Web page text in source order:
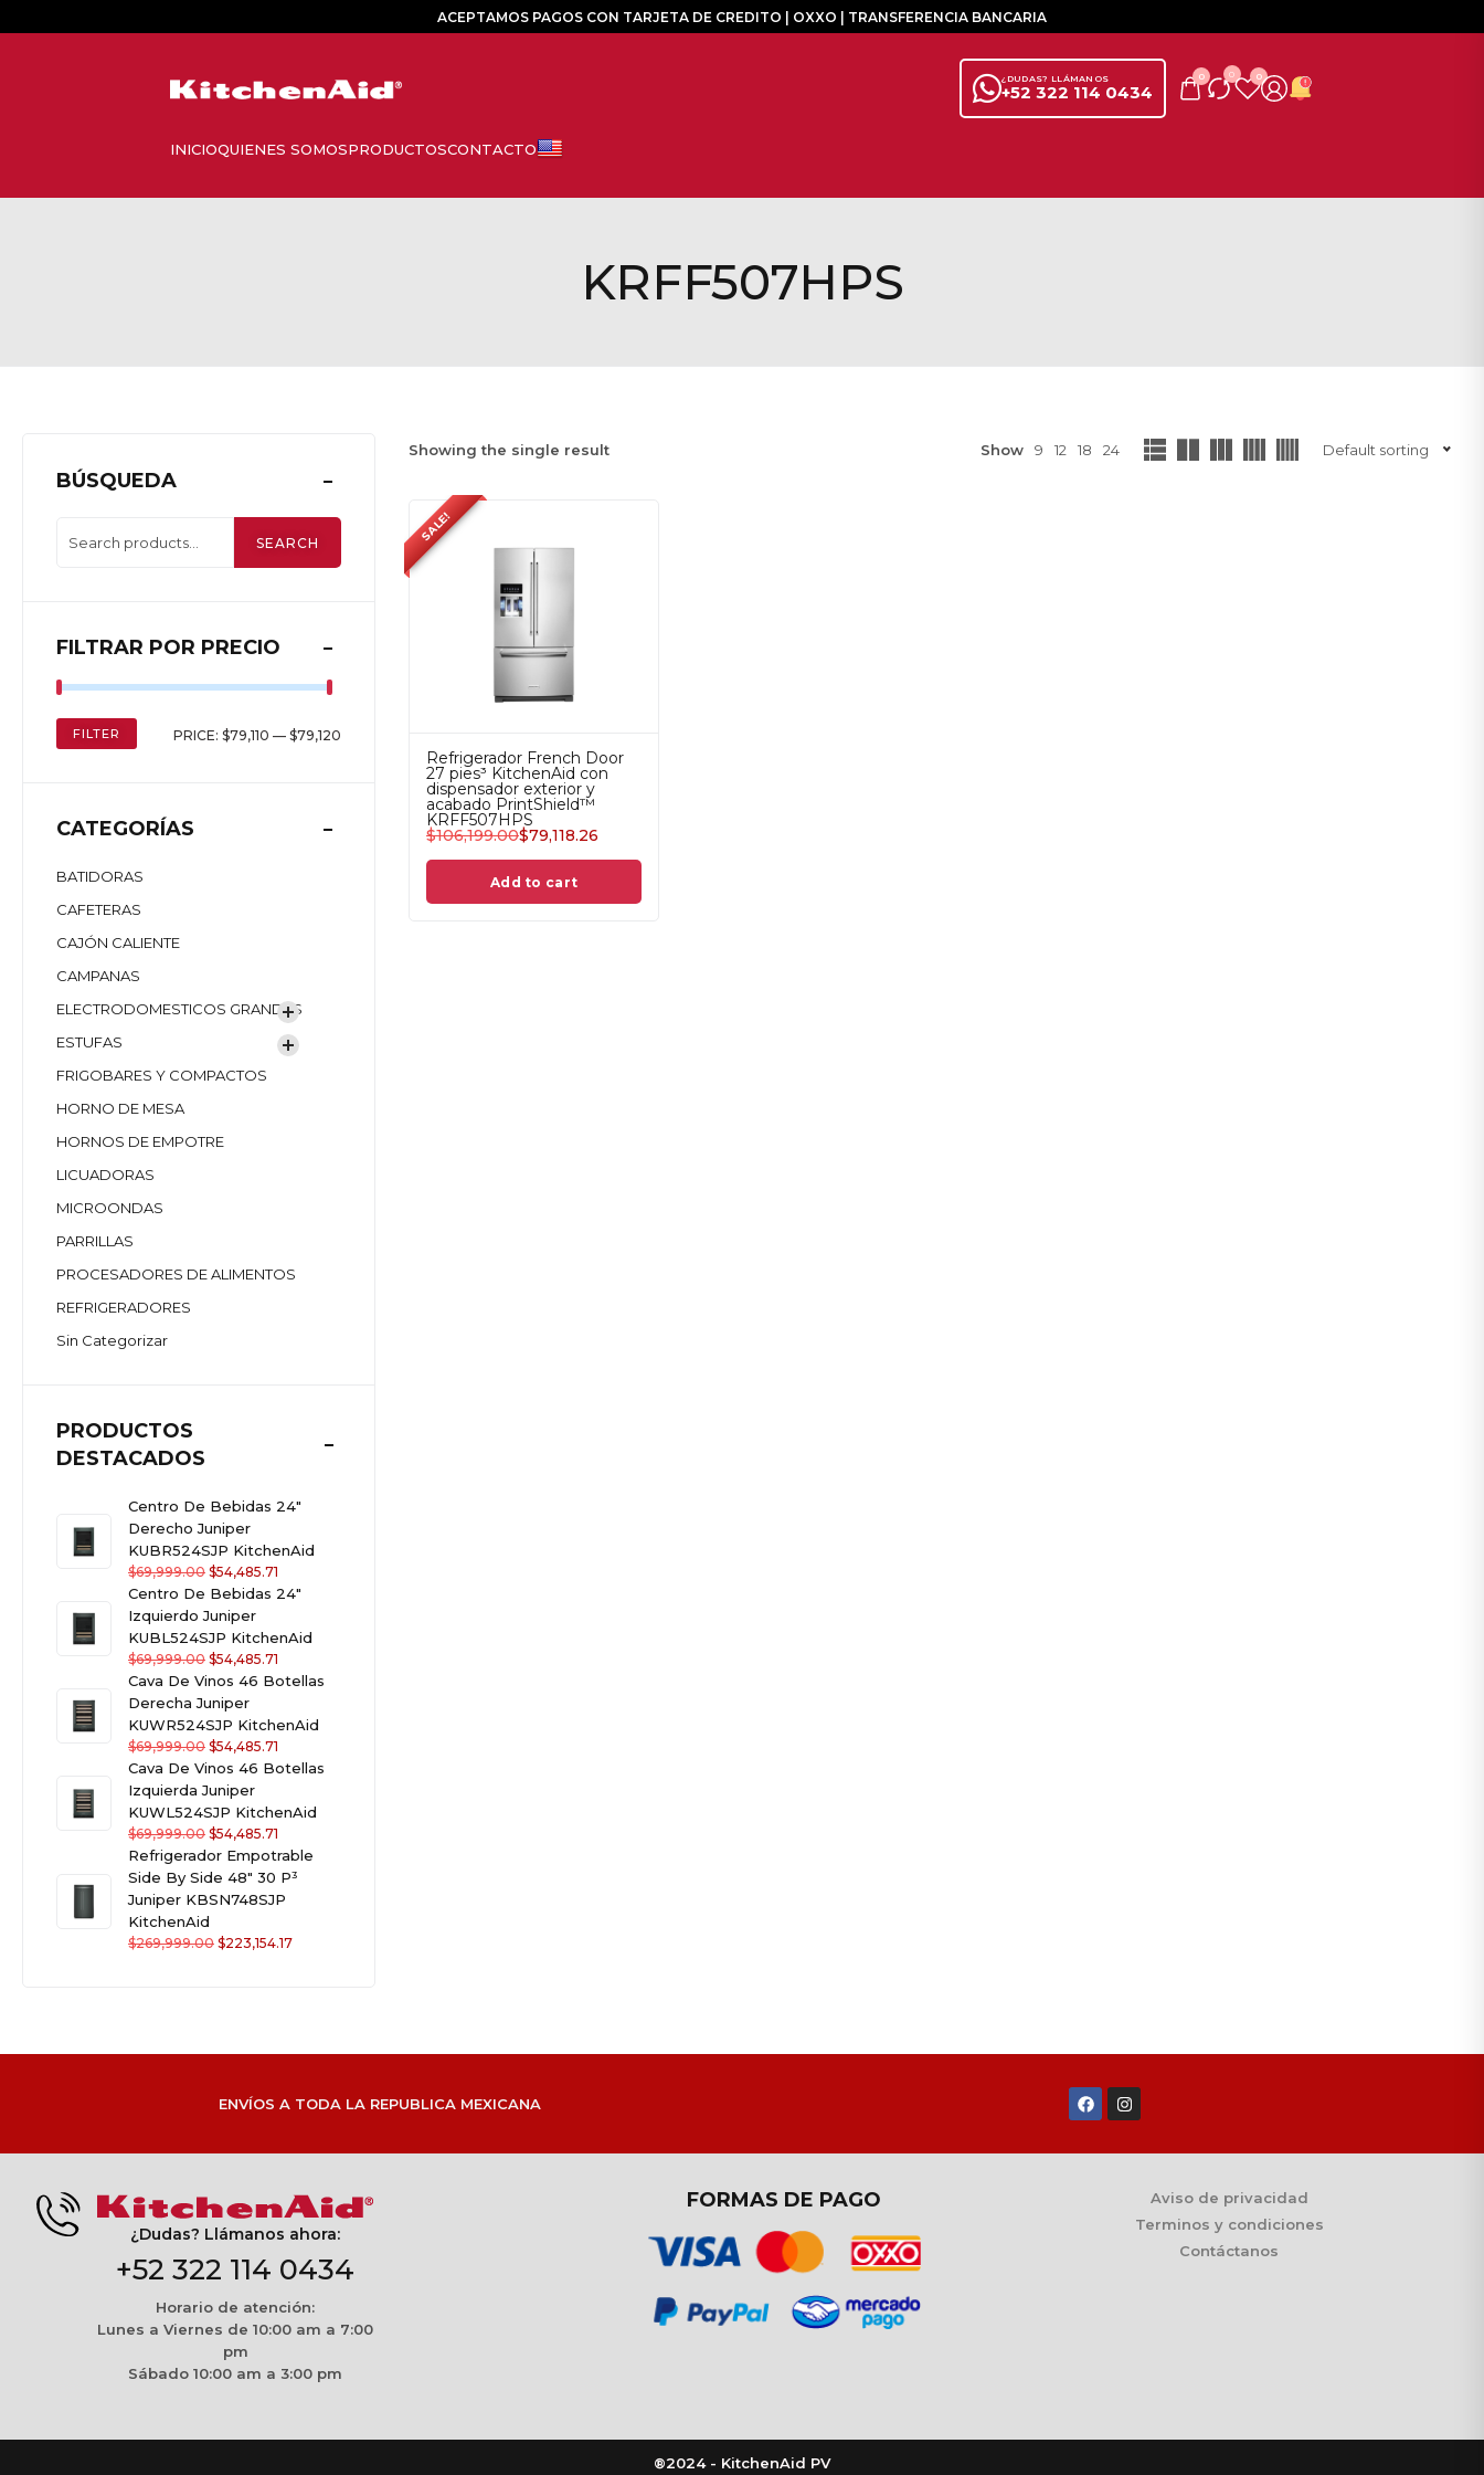
ACEPTAMOS PAGOS CON TARJETA DE CREDITO | OXXO | TRANSFERENCIA BANCARIA
+52 322 114 0434
¿DUDAS? LLÁMANOS 0 0 0
KRFF507HPS
BÚSQUEDA
SEARCH
FILTRAR POR PRECIO
FILTER PRICE: $79,110 — $79,120
CATEGORÍAS
BATIDORAS
CAFETERAS
CAJÓN CALIENTE
CAMPANAS
ELECTRODOMESTICOS GRANDES
ESTUFAS
FRIGOBARES Y COMPACTOS
HORNO DE MESA
HORNOS DE EMPOTRE
LICUADORAS
MICROONDAS
PARRILLAS
PROCESADORES DE ALIMENTOS
REFRIGERADORES
Sin Categorizar
PRODUCTOS
DESTACADOS
Centro De Bebidas 24"
Derecho Juniper
KUBR524SJP KitchenAid
$69,999.00 $54,485.71
Centro De Bebidas 24"
Izquierdo Juniper
KUBL524SJP KitchenAid
$69,999.00 $54,485.71
Cava De Vinos 46 Botellas
Derecha Juniper
KUWR524SJP KitchenAid
$69,999.00 $54,485.71
Cava De Vinos 46 Botellas
Izquierda Juniper
KUWL524SJP KitchenAid
$69,999.00 $54,485.71
Refrigerador Empotrable
Side By Side 48" 30 P³
Juniper KBSN748SJP
KitchenAid
$269,999.00 $223,154.17
Showing the single result Show 9 12 18 24 Default sorting
SALE!
Refrigerador French Door
27 pies³ KitchenAid con
dispensador exterior y
acabado PrintShield™
KRFF507HPS
$106,199.00$79,118.26
Add to cart
ENVÍOS A TODA LA REPUBLICA MEXICANA
¿Dudas? Llámanos ahora:
+52 322 114 0434
Horario de atención:
Lunes a Viernes de 10:00 am a 7:00
pm
Sábado 10:00 am a 3:00 pm
FORMAS DE PAGO
Aviso de privacidad
Terminos y condiciones
Contáctanos
®2024 - KitchenAid PV